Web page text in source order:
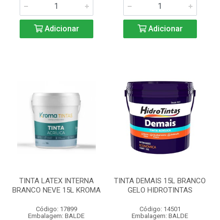
Adicionar Adicionar
TINTA LATEX INTERNA
BRANCO NEVE 15L KROMA
Código: 17899
Embalagem: BALDE
TINTA DEMAIS 15L BRANCO
GELO HIDROTINTAS
Código: 14501
Embalagem: BALDE